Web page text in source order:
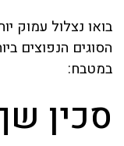
בואו נצלול עמוק
הסוגים הנפוצים
במטבח:
סכין